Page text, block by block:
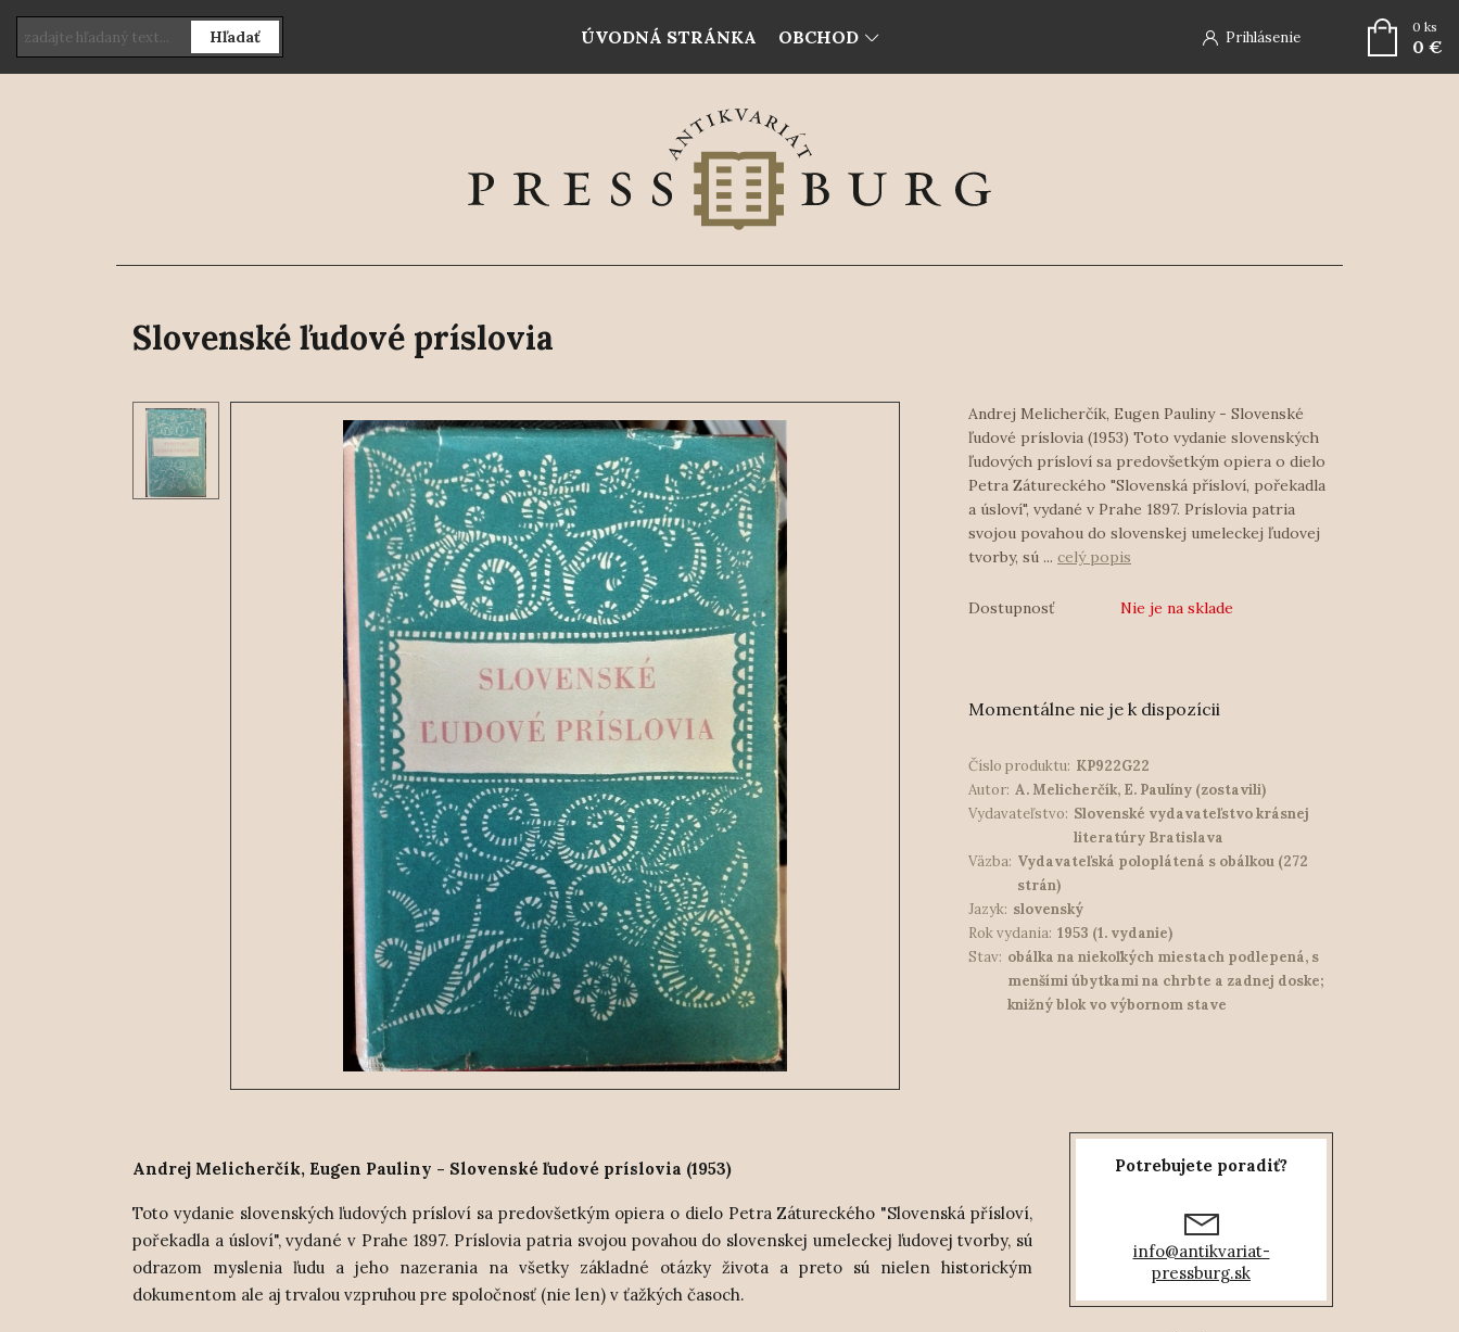
ÚVODNÁ STRÁNKA OBCHOD Prihlásenie
Hľadať
0 ks
0 €
Slovenské ľudové príslovia
Andrej Melicherčík, Eugen Pauliny - Slovenské
ľudové príslovia (1953) Toto vydanie slovenských
ľudových prísloví sa predovšetkým opiera o dielo
Petra Zátureckého "Slovenská přísloví, pořekadla
a úsloví", vydané v Prahe 1897. Príslovia patria
svojou povahou do slovenskej umeleckej ľudovej
tvorby, sú ... celý popis
Dostupnosť Nie je na sklade
Momentálne nie je k dispozícii
Číslo produktu: KP922G22
Autor: A. Melicherčík, E. Paulíny (zostavili)
Vydavateľstvo: Slovenské vydavateľstvo krásnej
literatúry Bratislava
Väzba: Vydavateľská poloplátená s obálkou (272
strán)
Jazyk: slovenský
Rok vydania: 1953 (1. vydanie)
Stav: obálka na niekoľkých miestach podlepená, s
menšími úbytkami na chrbte a zadnej doske;
knižný blok vo výbornom stave
Andrej Melicherčík, Eugen Pauliny - Slovenské ľudové príslovia (1953)
Toto vydanie slovenských ľudových prísloví sa predovšetkým opiera o dielo Petra Zátureckého "Slovenská přísloví,
pořekadla a úsloví", vydané v Prahe 1897. Príslovia patria svojou povahou do slovenskej umeleckej ľudovej tvorby, sú
odrazom myslenia ľudu a jeho nazerania na všetky základné otázky života a preto sú nielen historickým
dokumentom ale aj trvalou vzpruhou pre spoločnosť (nie len) v ťažkých časoch.
Potrebujete poradiť?
info@antikvariat-
pressburg.sk